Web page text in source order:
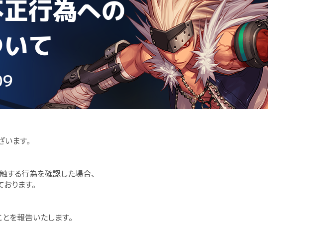
ます。
する行為を確認した場合、
ります。
を報告いたします。